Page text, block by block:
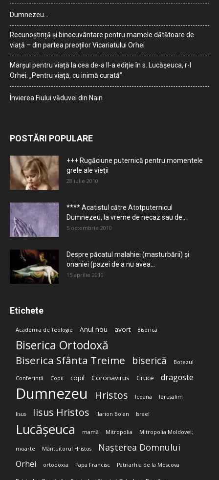
Dumnezeu…
Recunoștință și binecuvântare pentru mamele dătătoare de
viață – din partea preoților Vicariatului Orhei
Marșul pentru viață la cea de-a II-a ediție în s. Lucășeuca, r-l
Orhei: „Pentru viață, cu inimă curată”
Învierea Fiului văduvei din Nain
POSTĂRI POPULARE
+++ Rugăciune puternică pentru momentele
grele ale vieţii
28 iulie 2010
**** Acatistul către Atotputernicul
Dumnezeu, la vreme de necaz sau de...
5 octombrie 2010
Despre păcatul malahiei (masturbării) şi
onaniei (pazei de a nu avea...
15 aprilie 2010
Etichete
Academia de Teologie Anul nou avort Biserica
Biserica Ortodoxă
Biserica Sfânta Treime biserică Botezul
Conferință Copii copil Coronavirus Cruce dragoste
Dumnezeu Hristos Icoana Ierusalim
Iisus Iisus Hristos Ilarion Boian Israel
Lucășeuca mamă Mitropolia Mitropolia Moldovei;
moarte Mântuitorul Hristos Nașterea Domnului
Orhei ortodoxia Papa Francisc Patriarhia de la Moscova